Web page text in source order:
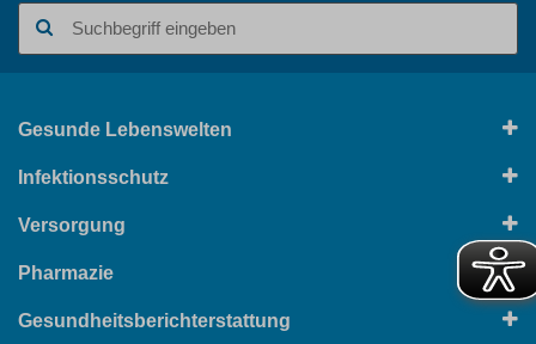
Gesunde Lebenswelten
Infektionsschutz
Versorgung
Pharmazie
Gesundheitsberichterstattung